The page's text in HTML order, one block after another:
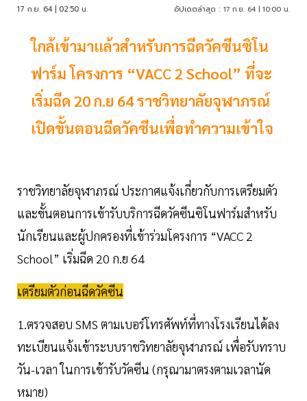
17 ก.ย. 64 | 02:50 น. อัปเดตล่าสุด : 17 ก.ย. 64 | 10:00 น.
ใกล้เข้ามาเเล้วสำหรับการฉีดวัคซีนซิโน
ฟาร์ม โครงการ “VACC 2 School” ที่จะ
เริ่มฉีด 20 ก.ย 64 ราชวิทยาลัยจุฬาภรณ์
เปิดขั้นตอนฉีดวัคซีนเพื่อทำความเข้าใจ
ราชวิทยาลัยจุฬาภรณ์ ประกาศแจ้งเกี่ยวกับการเตรียมตัว
และขั้นตอนการเข้ารับบริการฉีดวัคซีนซิโนฟาร์มสำหรับ
นักเรียนและผู้ปกครองที่เข้าร่วมโครงการ “VACC 2
School” เริ่มฉีด 20 ก.ย 64
เตรียมตัวก่อนฉีดวัคซีน
1.ตรวจสอบ SMS ตามเบอร์โทรศัพท์ที่ทางโรงเรียนได้ลง
ทะเบียนแจ้งเข้าระบบราชวิทยาลัยจุฬาภรณ์ เพื่อรับทราบ
วัน-เวลา ในการเข้ารับวัคซีน (กรุณามาตรงตามเวลานัด
หมาย)